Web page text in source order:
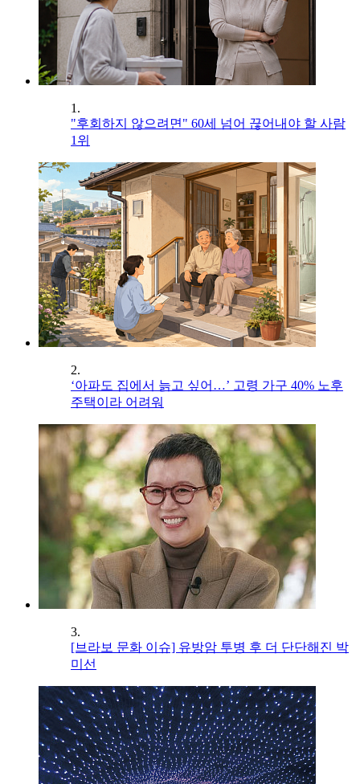
1.
"후회하지 않으려면" 60세 넘어 끊어내야 할 사람
1위
2.
‘아파도 집에서 늙고 싶어…’ 고령 가구 40% 노후
주택이라 어려워
3.
[브라보 문화 이슈] 유방암 투병 후 더 단단해진 박
미선